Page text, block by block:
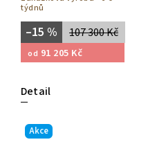
týdnů
107 300 Kč
–15 %
od 91 205 Kč
Detail
Akce